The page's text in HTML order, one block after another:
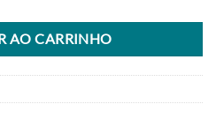
AO CARRINHO